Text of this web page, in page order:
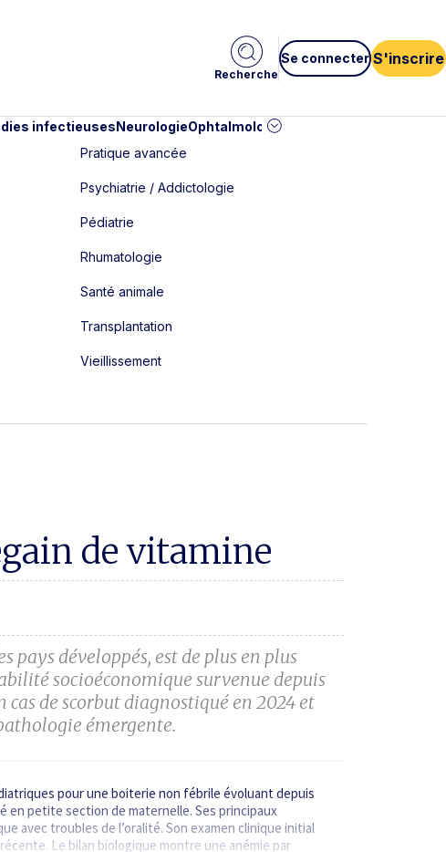
Recherche
Se connecter S'inscrire
infectieusesNeurologieOphtalmologie
Pratique avancée
Psychiatrie / Addictologie
Pédiatrie
Rhumatologie
Santé animale
Transplantation
Vieillissement
de vitamine
pays développés, est de plus en plus
socioéconomique survenue depuis
cas de scorbut diagnostiqué en 2024 et
émergente.
pour une boiterie non fébrile évoluant depuis
en petite section de maternelle. Ses principaux
avec troubles de l’oralité. Son examen clinique initial
Le bilan biologique montre une anémie par